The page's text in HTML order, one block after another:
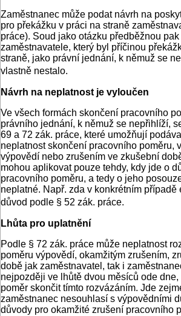
Zaměstnanec může podat návrh na
pro překážku v práci na straně
práce). Soud jako otázku předběžnou
zaměstnavatele, který byl příčinou
straně, jako právní jednání, k němuž se
vlastně nestalo.
Návrh na neplatnost je vyloučen
Ve všech formách skončení pracovního
právního jednání, k němuž se nepřihlíží,
69 a 72 zák. práce, které umožňují
neplatnost skončení pracovního poměru,
výpovědí nebo zrušením ve zkušební
mohou aplikovat pouze tehdy, kdy jde o
pracovního poměru, a tedy o jeho
neplatné. Např. zda v konkrétním
důvod podle § 52 zák. práce.
Lhůta pro uplatnění
Podle § 72 zák. práce může neplatnost
poměru výpovědí, okamžitým zrušením,
době jak zaměstnavatel, tak i
nejpozději ve lhůtě dvou měsíců ode
poměr skončit tímto rozvázáním. Jde
zaměstnanec nesouhlasí s výpovědními
důvody pro okamžité zrušení pracovního